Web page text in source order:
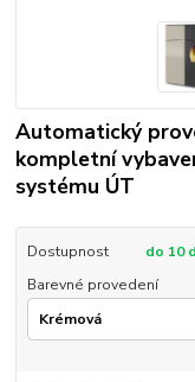
Automatický
kompletní
systému ÚT
Dostupnost
do 10
Barevné provedení